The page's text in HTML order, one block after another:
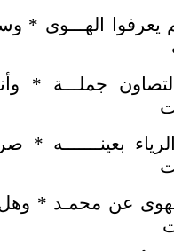
يعرفوا الهـــوى *
جملـــة *
بعينـــــــه *
عن محمـد *